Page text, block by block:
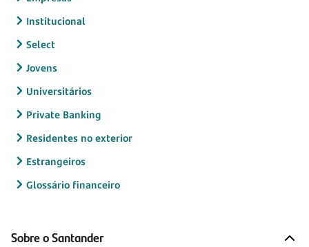
Institucional
Select
Jovens
Universitários
Private Banking
Residentes no exterior
Estrangeiros
Glossário financeiro
Sobre o Santander